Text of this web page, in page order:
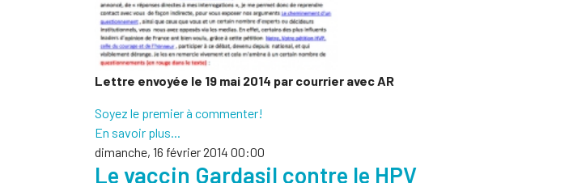
Lettre envoyée le 19 mai 2014 par courrier avec AR
Soyez le premier à commenter!
En savoir plus...
dimanche, 16 février 2014 00:00
Le vaccin Gardasil contre le HPV